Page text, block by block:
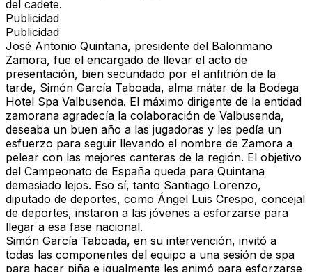
del cadete.
Publicidad
Publicidad
José Antonio Quintana, presidente del Balonmano
Zamora, fue el encargado de llevar el acto de
presentación, bien secundado por el anfitrión de la
tarde, Simón García Taboada, alma máter de la Bodega
Hotel Spa Valbusenda. El máximo dirigente de la entidad
zamorana agradecía la colaboración de Valbusenda,
deseaba un buen año a las jugadoras y les pedía un
esfuerzo para seguir llevando el nombre de Zamora a
pelear con las mejores canteras de la región. El objetivo
del Campeonato de España queda para Quintana
demasiado lejos. Eso sí, tanto Santiago Lorenzo,
diputado de deportes, como Ángel Luis Crespo, concejal
de deportes, instaron a las jóvenes a esforzarse para
llegar a esa fase nacional.
Simón García Taboada, en su intervención, invitó a
todas las componentes del equipo a una sesión de spa
para hacer piña e igualmente les animó para esforzarse